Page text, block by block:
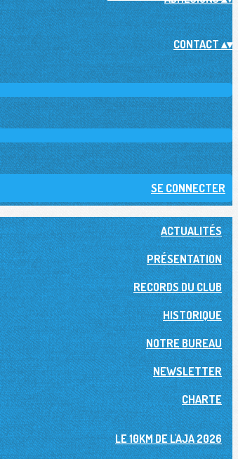
CONTACT▴▾
SE CONNECTER
ACTUALITÉS
PRÉSENTATION
RECORDS DU CLUB
HISTORIQUE
NOTRE BUREAU
NEWSLETTER
CHARTE
LE 10KM DE L'AJA 2026